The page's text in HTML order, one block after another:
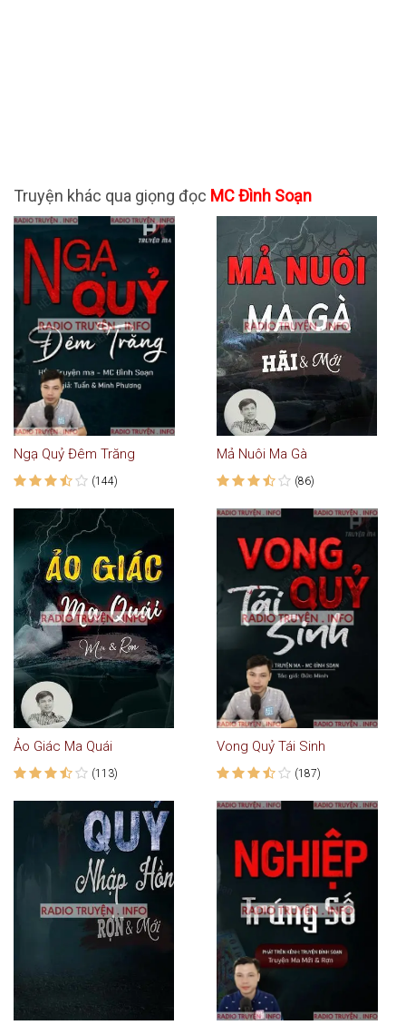
Truyện khác qua giọng đọc MC Đình Soạn
Ngạ Quỷ Đêm Trăng
(144)
Mả Nuôi Ma Gà
(86)
Ảo Giác Ma Quái
(113)
Vong Quỷ Tái Sinh
(187)